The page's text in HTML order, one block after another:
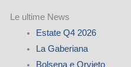
Le ultime News
Estate Q4 2026
La Gaberiana
Bolsena e Orvieto